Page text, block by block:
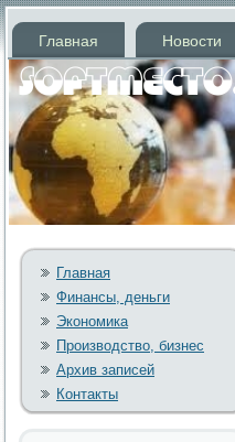
Главная Новости
Главная
Финансы, деньги
Экономика
Производство, бизнес
Архив записей
Контакты